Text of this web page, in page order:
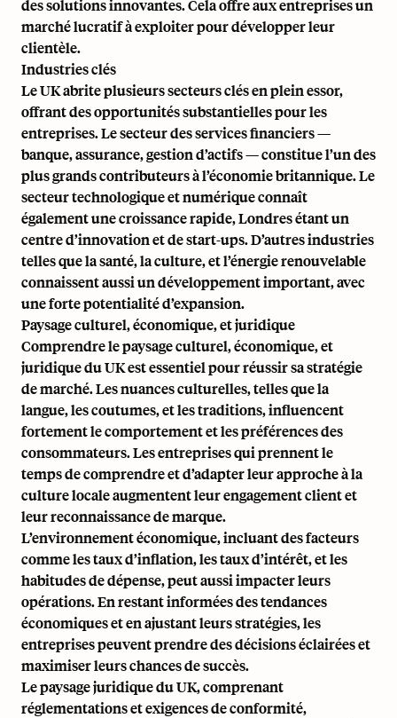
des solutions innovantes. Cela offre aux entreprises un
marché lucratif à exploiter pour développer leur
clientèle.
Industries clés
Le UK abrite plusieurs secteurs clés en plein essor,
offrant des opportunités substantielles pour les
entreprises. Le secteur des services financiers —
banque, assurance, gestion d’actifs — constitue l’un des
plus grands contributeurs à l’économie britannique. Le
secteur technologique et numérique connaît
également une croissance rapide, Londres étant un
centre d’innovation et de start-ups. D’autres industries
telles que la santé, la culture, et l’énergie renouvelable
connaissent aussi un développement important, avec
une forte potentialité d’expansion.
Paysage culturel, économique, et juridique
Comprendre le paysage culturel, économique, et
juridique du UK est essentiel pour réussir sa stratégie
de marché. Les nuances culturelles, telles que la
langue, les coutumes, et les traditions, influencent
fortement le comportement et les préférences des
consommateurs. Les entreprises qui prennent le
temps de comprendre et d’adapter leur approche à la
culture locale augmentent leur engagement client et
leur reconnaissance de marque.
L’environnement économique, incluant des facteurs
comme les taux d’inflation, les taux d’intérêt, et les
habitudes de dépense, peut aussi impacter leurs
opérations. En restant informées des tendances
économiques et en ajustant leurs stratégies, les
entreprises peuvent prendre des décisions éclairées et
maximiser leurs chances de succès.
Le paysage juridique du UK, comprenant
réglementations et exigences de conformité,